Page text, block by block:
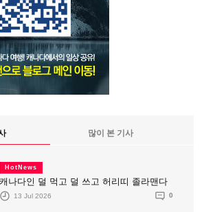
많이 본 기사
HotNews
캐나다인 덜 먹고 덜 쓰고 허리띠 졸라맨다
13 Jul 2026 0